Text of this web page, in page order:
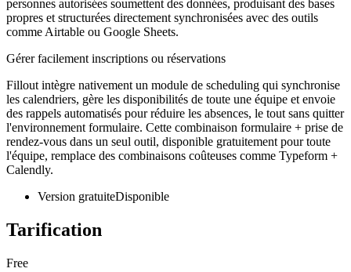
personnes autorisées soumettent des données, produisant des bases
propres et structurées directement synchronisées avec des outils
comme Airtable ou Google Sheets.
Gérer facilement inscriptions ou réservations
Fillout intègre nativement un module de scheduling qui synchronise
les calendriers, gère les disponibilités de toute une équipe et envoie
des rappels automatisés pour réduire les absences, le tout sans quitter
l'environnement formulaire. Cette combinaison formulaire + prise de
rendez-vous dans un seul outil, disponible gratuitement pour toute
l'équipe, remplace des combinaisons coûteuses comme Typeform +
Calendly.
Version gratuiteDisponible
Tarification
Free